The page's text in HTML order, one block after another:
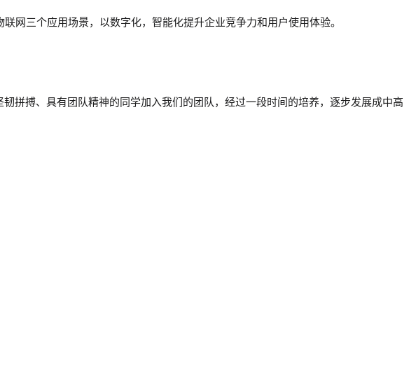
网三个应用场景，以数字化，智能化提升企业竞争力和用户使用体验。
拼搏、具有团队精神的 同学加入我们的团队，经过一段时间的培养，逐步发展成中高